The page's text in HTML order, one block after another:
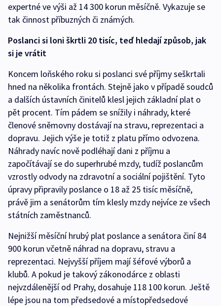
expertné ve výši až 14 300 korun měsíčně. Vykazuje se
tak činnost příbuzných či známých.
Poslanci si loni škrtli 20 tisíc, teď hledají způsob, jak
si je vrátit
Koncem loňského roku si poslanci své příjmy seškrtali
hned na několika frontách. Stejně jako v případě soudců
a dalších ústavních činitelů klesl jejich základní plat o
pět procent. Tím pádem se snížily i náhrady, které
členové sněmovny dostávají na stravu, reprezentaci a
dopravu. Jejich výše je totiž z platu přímo odvozena.
Náhrady navíc nově podléhají dani z příjmu a
započítávají se do superhrubé mzdy, tudíž poslancům
vzrostly odvody na zdravotní a sociální pojištění. Tyto
úpravy připravily poslance o 18 až 25 tisíc měsíčně,
právě jim a senátorům tím klesly mzdy nejvíce ze všech
státních zaměstnanců.
Nejnižší měsíční hrubý plat poslance a senátora činí 84
900 korun včetně náhrad na dopravu, stravu a
reprezentaci. Nejvyšší příjem mají šéfové výborů a
klubů. A pokud je takový zákonodárce z oblasti
nejvzdálenější od Prahy, dosahuje 118 100 korun. Ještě
lépe jsou na tom předsedové a místopředsedové